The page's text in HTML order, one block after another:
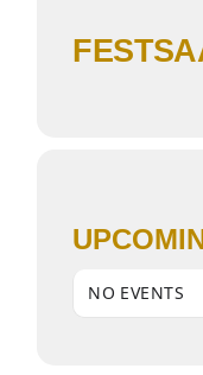
NO EVENTS